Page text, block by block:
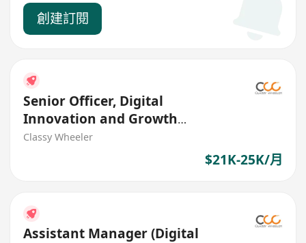
創建訂閱
Senior Officer, Digital
Innovation and Growth
(Web/App, Agile) (Insurance)
Classy Wheeler
$21K-25K/月
Assistant Manager (Digital